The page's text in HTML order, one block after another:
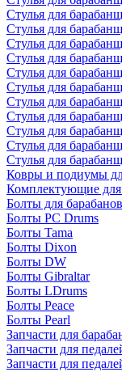
Стулья для
Стулья для
Стулья для
Стулья для
Стулья для
Стулья для
Стулья для
Стулья для
Стулья для
Стулья для
Стулья для
Ковры и подиумы
Комплектующие
Болты для барабанов
Болты PC Drums
Болты Tama
Болты Dixon
Болты DW
Болты Gibraltar
Болты LDrums
Болты Peace
Болты Pearl
Запчасти для
Запчасти для
Запчасти для